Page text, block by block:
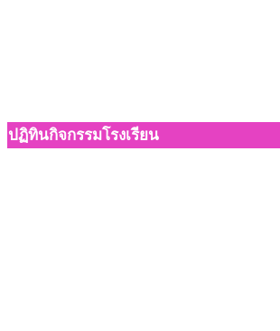
ปฏิทินกิจกรรมโรงเรียน